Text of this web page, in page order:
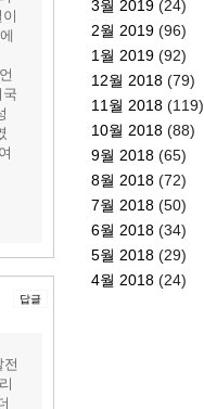
답글
3월 2019 (24)
2월 2019 (96)
1월 2019 (92)
12월 2018 (79)
11월 2018 (119)
10월 2018 (88)
9월 2018 (65)
8월 2018 (72)
7월 2018 (50)
6월 2018 (34)
5월 2018 (29)
4월 2018 (24)